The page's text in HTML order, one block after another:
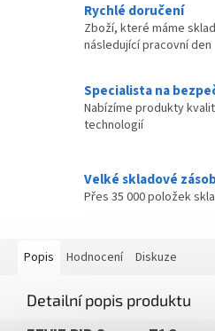
Rychlé doručení
Zboží, které máme
následující pracovní den
Specialista na
Nabízíme produkty
technologií
Velké skladové
Přes 35 000 položek
Popis Hodnocení Diskuze
Detailní popis produktu